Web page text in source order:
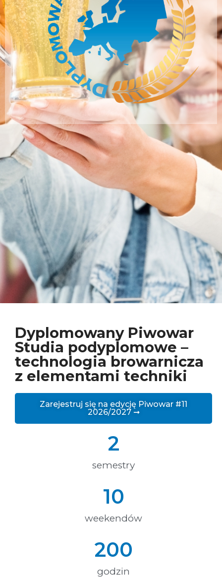
Dyplomowany Piwowar
Studia podyplomowe –
technologia browarnicza
z elementami techniki
Zarejestruj się na edycję Piwowar #11
2026/2027 ➞
semestry
2
weekendów
10
godzin
200